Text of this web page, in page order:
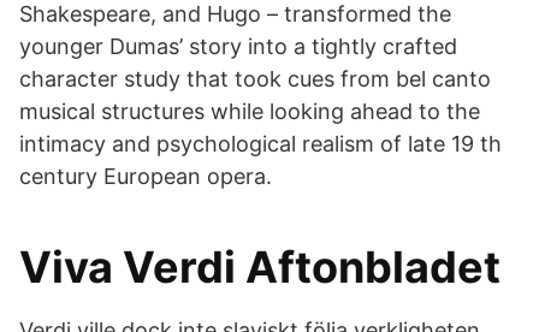
Shakespeare, and Hugo – transformed the
younger Dumas’ story into a tightly crafted
character study that took cues from bel canto
musical structures while looking ahead to the
intimacy and psychological realism of late 19 th
century European opera.
Viva Verdi Aftonbladet